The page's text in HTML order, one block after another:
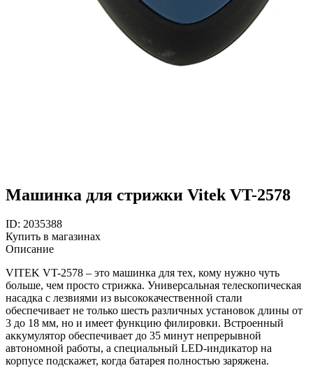
Машинка для стрижки Vitek VT-2578
ID: 2035388
Купить в магазинах
Описание
VITEK VT-2578 – это машинка для тех, кому нужно чуть
больше, чем просто стрижка. Универсальная телескопическая
насадка с лезвиями из высококачественной стали
обеспечивает не только шесть различных установок длины от
3 до 18 мм, но и имеет функцию филировки. Встроенный
аккумулятор обеспечивает до 35 минут непрерывной
автономной работы, а специальный LED-индикатор на
корпусе подскажет, когда батарея полностью заряжена.